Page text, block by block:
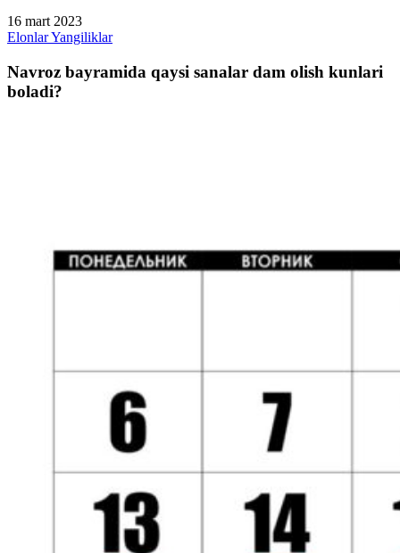
16 mart 2023
ElonlarYangiliklar
Navroz bayramida qaysi sanalar dam olish kunlari
boladi?